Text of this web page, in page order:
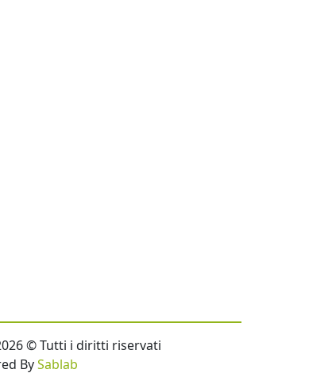
© Tutti i diritti riservati
BySablab